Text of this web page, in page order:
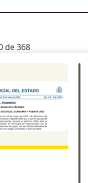
de 368